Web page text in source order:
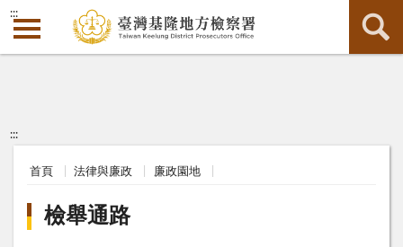
:::
:::
首頁 法律與廉政 廉政園地
檢舉通路